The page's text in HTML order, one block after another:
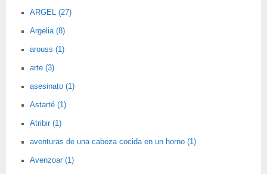
ARGEL (27)
Argelia (8)
arouss (1)
arte (3)
asesinato (1)
Astarté (1)
Atribir (1)
aventuras de una cabeza cocida en un horno (1)
Avenzoar (1)